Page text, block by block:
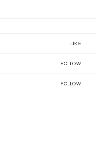
LIKE
FOLLOW
FOLLOW